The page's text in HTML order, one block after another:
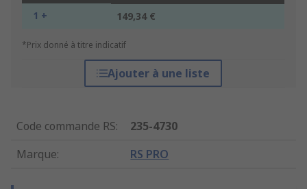
1 + 149,34 €
*Prix donné à titre indicatif
Ajouter à une liste
Code commande RS:
235-4730
Marque: RS PRO